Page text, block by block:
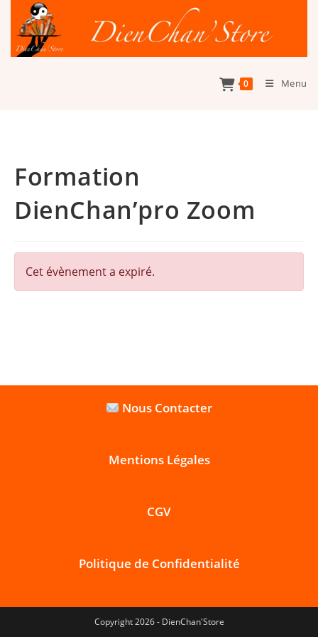
content
0 Menu
Formation
DienChan’pro Zoom
Cet évènement a expiré.
Nous Contacter
Mentions Légales
CGV
Politique de Confidentialité
Copyright 2026 - DienChan'Store